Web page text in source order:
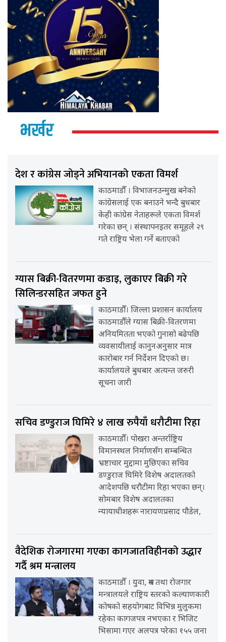
भर्खर
देश र कांग्रेस जोड्ने अभियानको एकता विमर्श
काठमाडौँ । विभाजनउन्मुख बनेको
कांग्रेसलाई एक बनाउने भन्दै बुधबार
केही कांग्रेस नेताहरूले एकता विमर्श
गरेका छन् । संस्थापनइतर समूहले २९
गते राष्ट्रिय भेला गर्ने बताएको
ग्यास बिक्री-वितरणमा कडाइ, लुकाएर बिक्री गरे
सिलिन्डरसहित जफत हुने
काठमाडौँ। जिल्ला प्रशासन कार्यालय
काठमाडौँले ग्यास बिक्री-वितरणमा
अनियमितता भएको गुनासो बढेपछि
व्यवसायीलाई कानुनअनुसार मात्र
कारोबार गर्न निर्देशन दिएको छ।
कार्यालयले बुधबार अत्यन्त जरुरी
सूचना जारी
सचिव डण्डुराज घिमिरे ४ लाख रुपैयाँ धरौटीमा रिहा
काठमाडौँ। पोखरा अन्तर्राष्ट्रिय
विमानस्थल निर्माणसँग सम्बन्धित
भ्रष्टाचार मुद्दामा मुछिएका सचिव
डण्डुराज घिमिरे विशेष अदालतको
आदेशपछि धरौटीमा रिहा भएका छन्।
सोमबार विशेष अदालतका
न्यायाधीशहरू नारायणप्रसाद पौडेल,
वैदेशिक रोजगारमा गएका कागजातविहीनको उद्धार
गर्दै श्रम मन्त्रालय
काठमाडौँ । युवा, श्रम तथा रोजगार
मन्त्रालयले राष्ट्रिय स्तरको कल्याणकारी
कोषको सहयोगबाट विभिन्न मुलुकमा
रहेका कागजपत्र नभएका र भिजिट
भिसामा गएर अलपत्र परेका १५५ जना